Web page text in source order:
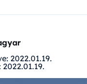
2022.01.19.
2022.01.19.